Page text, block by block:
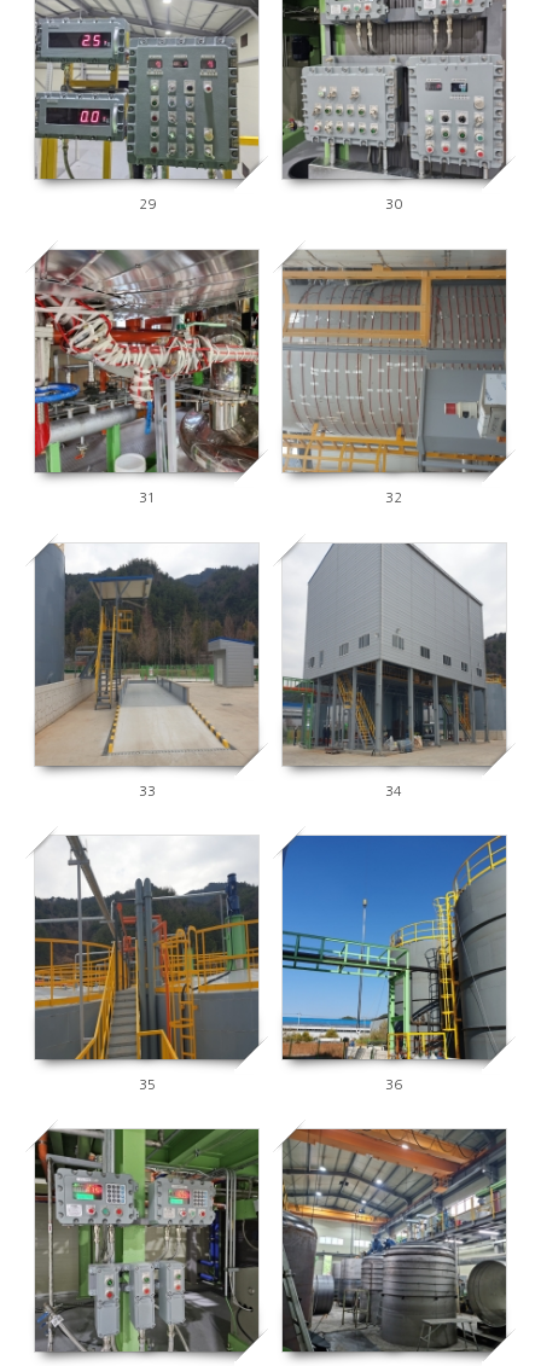
2691
29
2738
30
2757
31
2622
32
2662
33 34
2617
35
3401
36
3677 3848